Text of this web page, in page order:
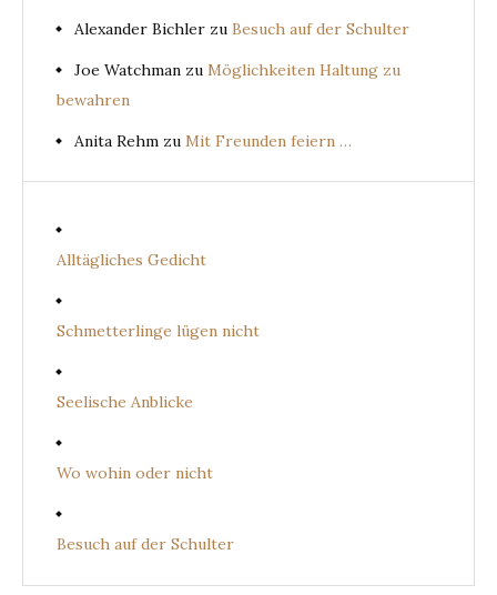
Alexander Bichler zu Besuch auf der Schulter
Joe Watchman zu Möglichkeiten Haltung zu
bewahren
Anita Rehm zu Mit Freunden feiern …
Alltägliches Gedicht
Schmetterlinge lügen nicht
Seelische Anblicke
Wo wohin oder nicht
Besuch auf der Schulter